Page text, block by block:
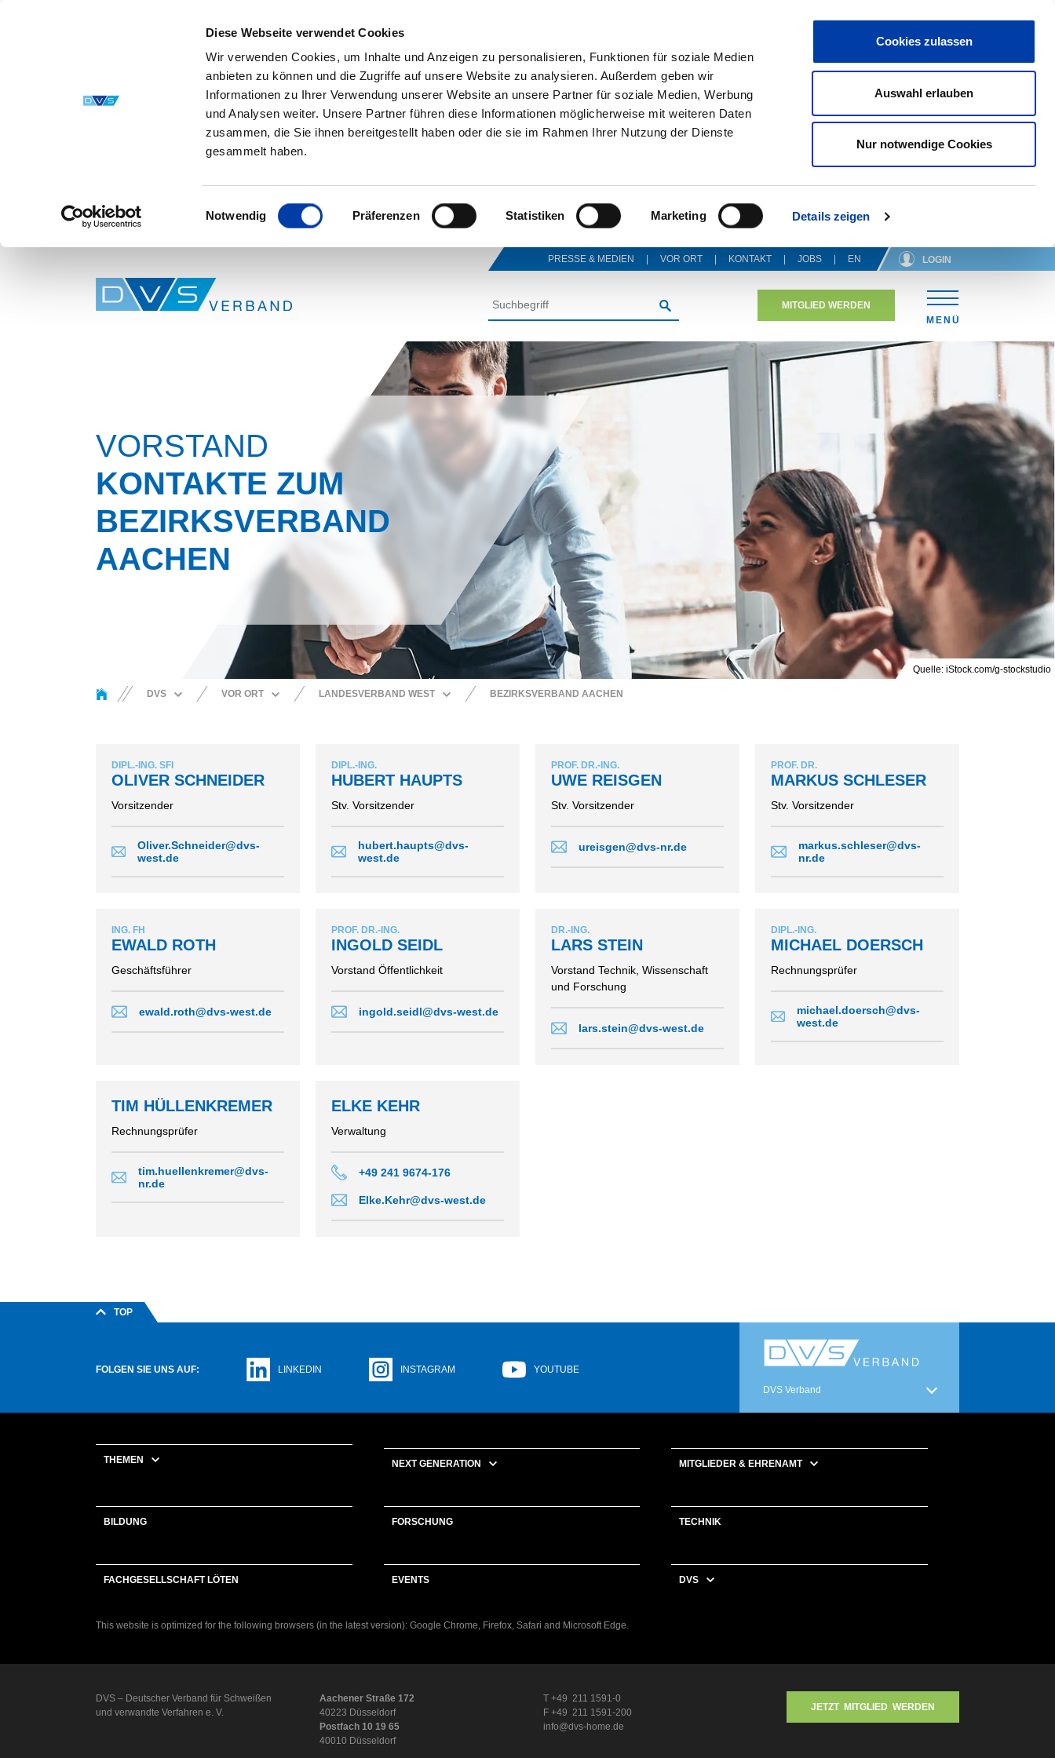
Diese Webseite verwendet Cookies
Wir verwenden Cookies, um Inhalte und Anzeigen zu personalisieren, Funktionen für soziale Medien
anbieten zu können und die Zugriffe auf unsere Website zu analysieren. Außerdem geben wir
Informationen zu Ihrer Verwendung unserer Website an unsere Partner für soziale Medien, Werbung
und Analysen weiter. Unsere Partner führen diese Informationen möglicherweise mit weiteren Daten
zusammen, die Sie ihnen bereitgestellt haben oder die sie im Rahmen Ihrer Nutzung der Dienste
gesammelt haben.
Einwilligungsauswahl
Notwendig Präferenzen Statistiken Marketing Details zeigen
Cookies zulassen
Auswahl erlauben
Nur notwendige Cookies
PRESSE & MEDIEN VOR ORT KONTAKT JOBS EN LOGIN
SUCHEN
MITGLIED WERDEN
MENÜ
Quelle: iStock.com/g-stockstudio
VORSTAND
KONTAKTE ZUM
BEZIRKSVERBAND
AACHEN
You are here:
DVS
HANDWERK
PARTNER
HISTORIE
VOR ORT
VOR ORT
LANDESVERBAND
LANDESVERBAND
WEST
LANDESVERBAND WEST
BEZIRKSVERBAND DUISBURG
BEZIRKSVERBAND
GELSENKIRCHEN
BEZIRKSVERBAND KLEVE
MÜNSTERLAND
OSTWESTFALEN-LIPPE
BEZIRKSVERBAND RUHRGEBIET
BEZIRKSVERBAND SAUERLAND
BEZIRKSVERBAND AACHEN
DIPL.-ING. SFI
OLIVER SCHNEIDER
Vorsitzender
Oliver.Schneider@dvs-
west.de
DIPL.-ING.
HUBERT HAUPTS
Stv. Vorsitzender
hubert.haupts@dvs-
west.de
PROF. DR.-ING.
UWE REISGEN
Stv. Vorsitzender
ureisgen@dvs-nr.de
PROF. DR.
MARKUS SCHLESER
Stv. Vorsitzender
markus.schleser@dvs-
nr.de
ING. FH
EWALD ROTH
Geschäftsführer
ewald.roth@dvs-west.de
PROF. DR.-ING.
INGOLD SEIDL
Vorstand Öffentlichkeit
ingold.seidl@dvs-west.de
DR.-ING.
LARS STEIN
Vorstand Technik, Wissenschaft
und Forschung
lars.stein@dvs-west.de
DIPL.-ING.
MICHAEL DOERSCH
Rechnungsprüfer
michael.doersch@dvs-
west.de
TIM HÜLLENKREMER
Rechnungsprüfer
tim.huellenkremer@dvs-
nr.de
ELKE KEHR
Verwaltung
+49 241 9674-176
Elke.Kehr@dvs-west.de
TOP
FOLGEN SIE UNS AUF: LINKEDIN INSTAGRAM
YOUTUBE
DVS Verband
THEMEN NEXT GENERATION MITGLIEDER & EHRENAMT
BILDUNG FORSCHUNG TECHNIK
FACHGESELLSCHAFT LÖTEN EVENTS DVS
This website is optimized for the following browsers (in the latest version): Google Chrome, Firefox, Safari and Microsoft Edge.
DVS – Deutscher Verband für Schweißen
und verwandte Verfahren e. V.
Aachener Straße 172
40223 Düsseldorf
Postfach 10 19 65
40010 Düsseldorf
T +49 211 1591-0
F +49 211 1591-200
info@dvs-home.de
JETZT MITGLIED WERDEN